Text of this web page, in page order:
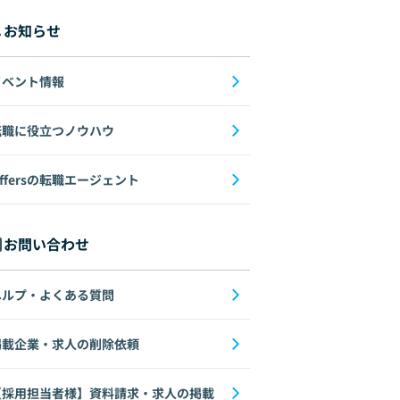
お知らせ
ント情報
に役立つノウハウ
の転職エージェント
お問い合わせ
プ・よくある質問
企業・求人の削除依頼
用担当者様】資料請求・求人の掲載